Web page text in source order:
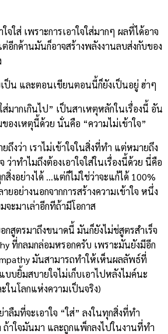
จใส่ เพราะการเอาใจใส่มากๆ ผลที่ได้อาจ
อีกด้านมันก็อาจสร้างพลังงานลบส่งกับของ
ป็น และตอนเขียนตอนนี้ก็ยังเป็นอยู่ ฮ่าๆ
ส่มากเกินไป” เป็นสาเหตุหลักในเรื่องนี้ อัน
องเหตุนี้ด้วย นั่นคือ “ความไม่เข้าใจ”
ถึงว่า เราไม่เข้าใจในสิ่งที่ทำ แต่หมายถึง
ว่าทำไมถึงต้องเอาใจใส่ในเรื่องนี้ด้วย นี่คือ
งอย่างได้ …แต่ก็ไม่ใช่ว่าจะแก้ได้ 100%
ยอย่างนอกจากการสร้างความเข้าใจ หนึ่ง
จะมาเล่าอีกทีถ้ามีโอกาส
กสูตรมาถึงขนาดนี้ มันก็ยังไม่ช่สูตรสำเร็จ
ที่กลมกล่อมหรอกครับ เพราะมันยังมีอีก
มันสามารถทำให้เห็นผลลัพธ์ที่
บยิ้มสบายใจไม่เก็บเอาไปหลังไมค์นะ
นโลกแห่งความเป็นจริง)
ลืมที่จะเอาใจ “ใส่” ลงในทุกสิ่งที่ทำ
ถ้าใจมันมา และถูกแพ็กลงไปในงานที่ทำ